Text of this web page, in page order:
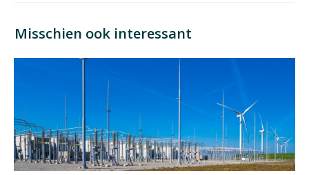
Misschien ook interessant